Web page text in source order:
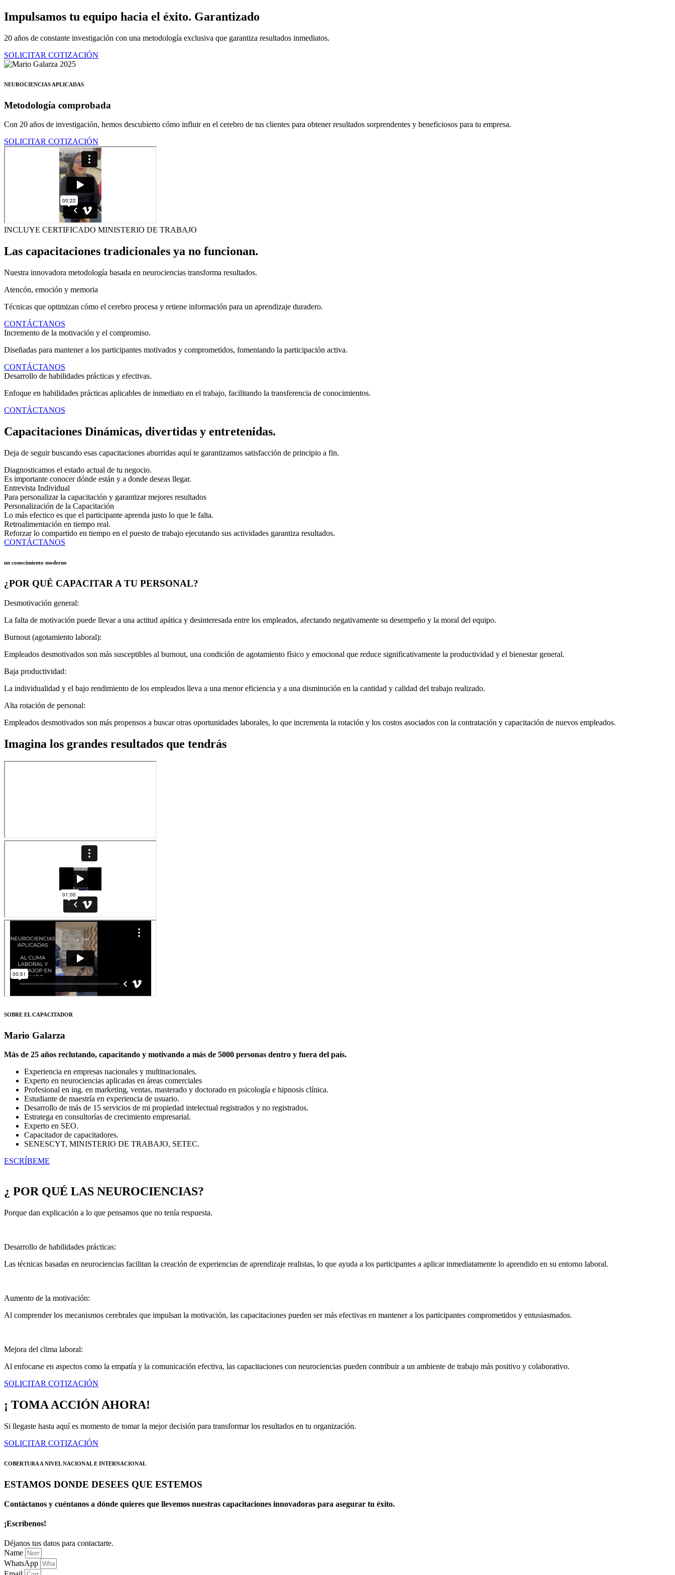
Ir
al
Impulsamos tu equipo hacia el éxito. Garantizado
20 años de constante investigación con una metodología exclusiva que garantiza resultados inmediatos.
SOLICITAR COTIZACIÓN
NEUROCIENCIAS APLICADAS
Metodología comprobada
Con 20 años de investigación, hemos descubierto cómo influir en el cerebro de tus clientes para obtener resultados sorprendentes y beneficiosos para tu empresa.
SOLICITAR COTIZACIÓN
INCLUYE CERTIFICADO MINISTERIO DE TRABAJO
Las capacitaciones tradicionales ya no funcionan.
Nuestra innovadora metodología basada en neurociencias transforma resultados.
Atencón, emoción y memoria
Técnicas que optimizan cómo el cerebro procesa y retiene información para un aprendizaje duradero.
CONTÁCTANOS
Incremento de la motivación y el compromiso.
Diseñadas para mantener a los participantes motivados y comprometidos, fomentando la participación activa.
CONTÁCTANOS
Desarrollo de habilidades prácticas y efectivas.
Enfoque en habilidades prácticas aplicables de inmediato en el trabajo, facilitando la transferencia de conocimientos.
CONTÁCTANOS
Capacitaciones Dinámicas, divertidas y entretenidas.
Deja de seguir buscando esas capacitaciones aburridas aquí te garantizamos satisfacción de principio a fin.
Diagnosticamos el estado actual de tu negocio.
Es importante conocer dónde están y a donde deseas llegar.
Entrevista Individual
Para personalizar la capacitación y garantizar mejores resultados
Personalización de la Capacitación
Lo más efectico es que el participante aprenda justo lo que le falta.
Retroalimentación en tiempo real.
Reforzar lo compartido en tiempo en el puesto de trabajo ejecutando sus actividades garantiza resultados.
CONTÁCTANOS
un conocimiento moderno
¿POR QUÉ CAPACITAR A TU PERSONAL?
Desmotivación general:
La falta de motivación puede llevar a una actitud apática y desinteresada entre los empleados, afectando negativamente su desempeño y la moral del equipo.
Burnout (agotamiento laboral):
Empleados desmotivados son más susceptibles al burnout, una condición de agotamiento físico y emocional que reduce significativamente la productividad y el bienestar general.
Baja productividad:
La individualidad y el bajo rendimiento de los empleados lleva a una menor eficiencia y a una disminución en la cantidad y calidad del trabajo realizado.
Alta rotación de personal:
Empleados desmotivados son más propensos a buscar otras oportunidades laborales, lo que incrementa la rotación y los costos asociados con la contratación y capacitación de nuevos empleados.
Imagina los grandes resultados que tendrás
SOBRE EL CAPACITADOR
Mario Galarza
Más de 25 años reclutando, capacitando y motivando a más de 5000 personas dentro y fuera del país.
Experiencia en empresas nacionales y multinacionales.
Experto en neurociencias aplicadas en áreas comerciales
Profesional en ing. en marketing, ventas, masterado y doctorado en psicología e hipnosis clínica.
Estudiante de maestría en experiencia de usuario.
Desarrollo de más de 15 servicios de mi propiedad intelectual registrados y no registrados.
Estratega en consultorías de crecimiento empresarial.
Experto en SEO.
Capacitador de capacitadores.
SENESCYT, MINISTERIO DE TRABAJO, SETEC.
ESCRÍBEME
¿ POR QUÉ LAS NEUROCIENCIAS?
Porque dan explicación a lo que pensamos que no tenía respuesta.
Desarrollo de habilidades prácticas:
Las técnicas basadas en neurociencias facilitan la creación de experiencias de aprendizaje realistas, lo que ayuda a los participantes a aplicar inmediatamente lo aprendido en su entorno laboral.
Aumento de la motivación:
Al comprender los mecanismos cerebrales que impulsan la motivación, las capacitaciones pueden ser más efectivas en mantener a los participantes comprometidos y entusiasmados.
Mejora del clima laboral:
Al enfocarse en aspectos como la empatía y la comunicación efectiva, las capacitaciones con neurociencias pueden contribuir a un ambiente de trabajo más positivo y colaborativo.
SOLICITAR COTIZACIÓN
¡ TOMA ACCIÓN AHORA!
Si llegaste hasta aquí es momento de tomar la mejor decisión para transformar los resultados en tu organización.
SOLICITAR COTIZACIÓN
COBERTURA A NIVEL NACIONAL E INTERNACIONAL
ESTAMOS DONDE DESEES QUE ESTEMOS
Contáctanos y cuéntanos a dónde quieres que llevemos nuestras capacitaciones innovadoras para asegurar tu éxito.
¡Escríbenos!
Déjanos tus datos para contactarte.
Name
WhatsApp